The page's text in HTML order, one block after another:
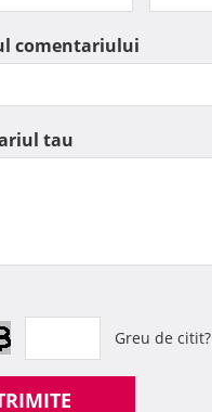
comentariului
tau
Greu de citit?